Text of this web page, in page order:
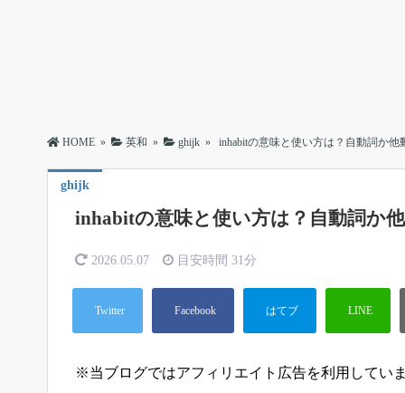
HOME » 英和 » ghijk » inhabitの意味と使い方は？自動詞か
ghijk
inhabitの意味と使い方は？自動詞か
2026.05.07 目安時間 31分
※当ブログではアフィリエイト広告を利用してい